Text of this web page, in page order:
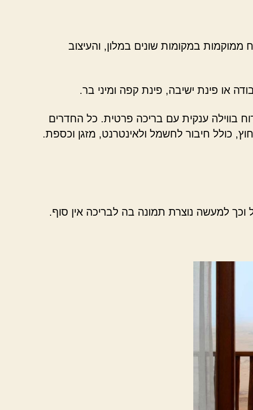
ממוקמות במקומות שונים במלון, והעיצוב
או פינת ישיבה, פינת קפה ומיני בר.
בווילה ענקית עם בריכה פרטית. כל החדרים
כולל חיבור לחשמל ולאינטרנט, מזגן וכספת.
למעשה נוצרת תמונה בה לבריכה אין סוף.